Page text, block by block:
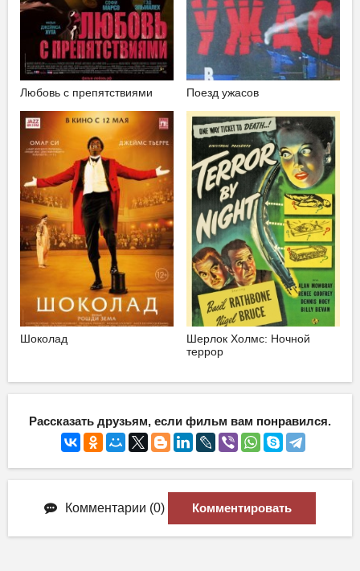
Любовь с препятствиями Поезд ужасов
Шоколад
Шерлок Холмс: Ночной
террор
Рассказать друзьям, если фильм вам понравился.
Комментарии (0) Комментировать